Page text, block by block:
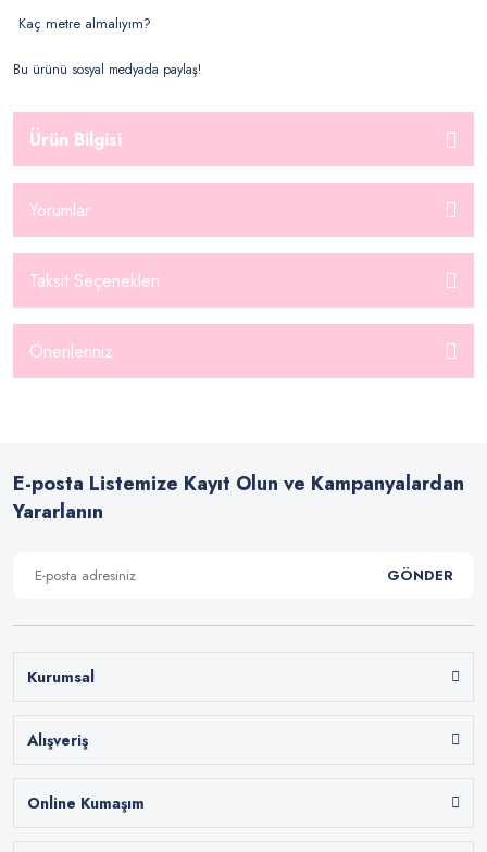
Kaç metre almalıyım?
Bu ürünü sosyal medyada paylaş!
Ürün Bilgisi
Yorumlar
Taksit Seçenekleri
Önerileriniz
E-posta Listemize Kayıt Olun ve Kampanyalardan
Yararlanın
GÖNDER
Kurumsal
Alışveriş
Online Kumaşım